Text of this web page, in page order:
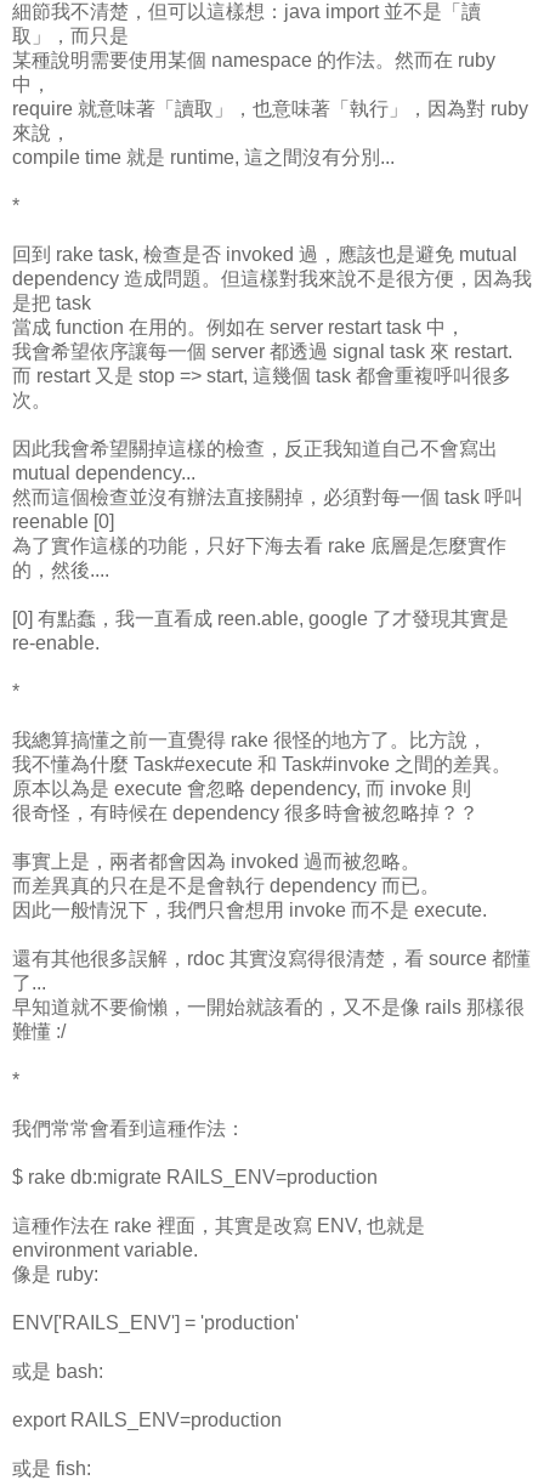
細節我不清楚，但可以這樣想：java import 並不是「讀
取」，而只是
某種說明需要使用某個 namespace 的作法。然而在 ruby
中，
require 就意味著「讀取」，也意味著「執行」，因為對 ruby
來說，
compile time 就是 runtime, 這之間沒有分別...
*
回到 rake task, 檢查是否 invoked 過，應該也是避免 mutual
dependency 造成問題。但這樣對我來說不是很方便，因為我
是把 task
當成 function 在用的。例如在 server restart task 中，
我會希望依序讓每一個 server 都透過 signal task 來 restart.
而 restart 又是 stop => start, 這幾個 task 都會重複呼叫很多
次。
因此我會希望關掉這樣的檢查，反正我知道自己不會寫出
mutual dependency...
然而這個檢查並沒有辦法直接關掉，必須對每一個 task 呼叫
reenable [0]
為了實作這樣的功能，只好下海去看 rake 底層是怎麼實作
的，然後....
[0] 有點蠢，我一直看成 reen.able, google 了才發現其實是
re-enable.
*
我總算搞懂之前一直覺得 rake 很怪的地方了。比方說，
我不懂為什麼 Task#execute 和 Task#invoke 之間的差異。
原本以為是 execute 會忽略 dependency, 而 invoke 則
很奇怪，有時候在 dependency 很多時會被忽略掉？？
事實上是，兩者都會因為 invoked 過而被忽略。
而差異真的只在是不是會執行 dependency 而已。
因此一般情況下，我們只會想用 invoke 而不是 execute.
還有其他很多誤解，rdoc 其實沒寫得很清楚，看 source 都懂
了...
早知道就不要偷懶，一開始就該看的，又不是像 rails 那樣很
難懂 :/
*
我們常常會看到這種作法：
$ rake db:migrate RAILS_ENV=production
這種作法在 rake 裡面，其實是改寫 ENV, 也就是
environment variable.
像是 ruby:
ENV['RAILS_ENV'] = 'production'
或是 bash:
export RAILS_ENV=production
或是 fish: